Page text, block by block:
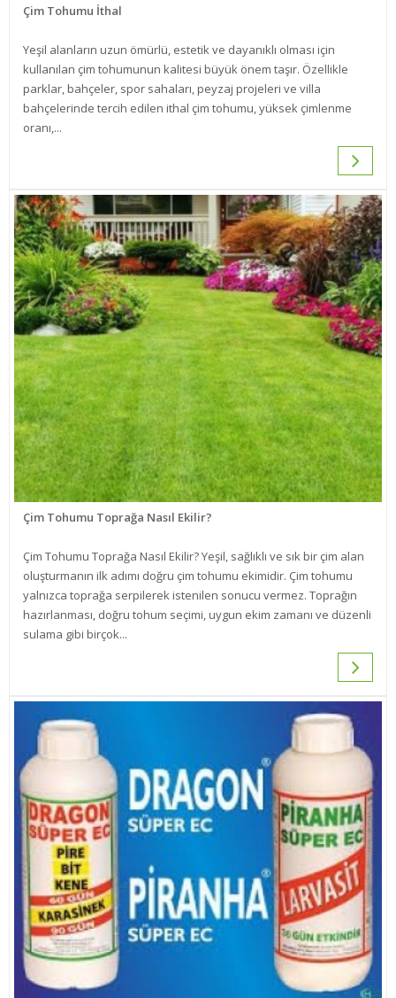
Çim Tohumu İthal
Yeşil alanların uzun ömürlü, estetik ve dayanıklı olması için
kullanılan çim tohumunun kalitesi büyük önem taşır. Özellikle
parklar, bahçeler, spor sahaları, peyzaj projeleri ve villa
bahçelerinde tercih edilen ithal çim tohumu, yüksek çimlenme
oranı,...
Çim Tohumu Toprağa Nasıl Ekilir?
Çim Tohumu Toprağa Nasıl Ekilir? Yeşil, sağlıklı ve sık bir çim alan
oluşturmanın ilk adımı doğru çim tohumu ekimidir. Çim tohumu
yalnızca toprağa serpilerek istenilen sonucu vermez. Toprağın
hazırlanması, doğru tohum seçimi, uygun ekim zamanı ve düzenli
sulama gibi birçok...